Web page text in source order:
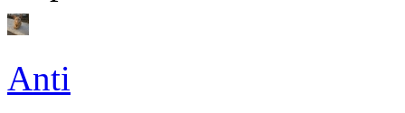
Anti